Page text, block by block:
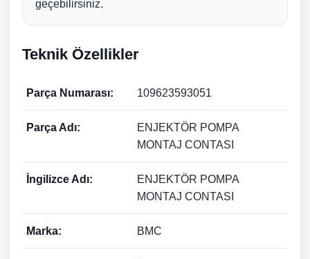
geçebilirsiniz.
Teknik Özellikler
Parça Numarası: 109623593051
Parça Adı:
ENJEKTÖR POMPA
MONTAJ CONTASI
İngilizce Adı:
ENJEKTÖR POMPA
MONTAJ CONTASI
Marka: BMC